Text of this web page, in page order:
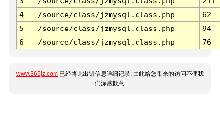
4
/source/class/jzmysql.class.php
62
5
/source/class/jzmysql.class.php
94
6
/source/class/jzmysql.class.php 76
www.365jz.com 已经将此出错信息详细记录, 由此给您带来的访问不便我
们深感歉意.